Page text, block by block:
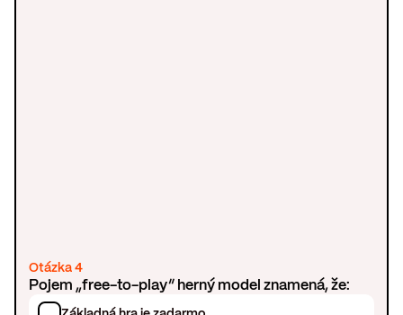
Otázka 4
Pojem „free-to-play“ herný model znamená, že: